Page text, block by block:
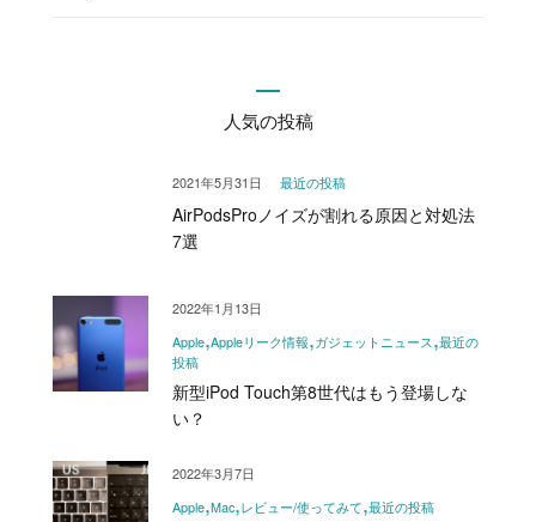
人気の投稿
最近の投稿
AirPodsProノイズが割れる原因と対処法
7選
2021年5月31日
Apple Appleリーク情報 ガジェットニュース 最近の
投稿
新型iPod Touch第8世代はもう登場しな
い？
2022年1月13日
Apple Mac レビュー/使ってみて 最近の投稿
2022年3月7日